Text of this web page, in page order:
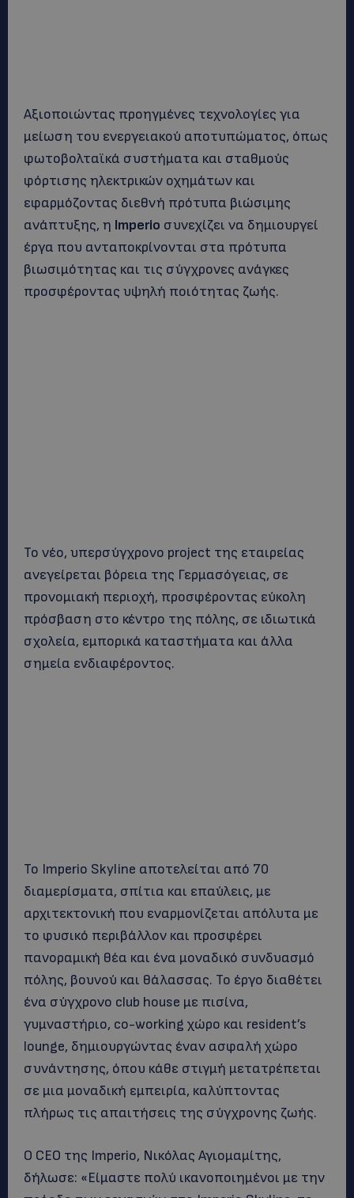
Αξιοποιώντας προηγμένες τεχνολογίες για
μείωση του ενεργειακού αποτυπώματος, όπως
φωτοβολταϊκά συστήματα και σταθμούς
φόρτισης ηλεκτρικών οχημάτων και
εφαρμόζοντας διεθνή πρότυπα βιώσιμης
ανάπτυξης, η Imperio συνεχίζει να δημιουργεί
έργα που ανταποκρίνονται στα πρότυπα
βιωσιμότητας και τις σύγχρονες ανάγκες
προσφέροντας υψηλή ποιότητας ζωής.
Το νέο, υπερσύγχρονο project της εταιρείας
ανεγείρεται βόρεια της Γερμασόγειας, σε
προνομιακή περιοχή, προσφέροντας εύκολη
πρόσβαση στο κέντρο της πόλης, σε ιδιωτικά
σχολεία, εμπορικά καταστήματα και άλλα
σημεία ενδιαφέροντος.
Το Imperio Skyline αποτελείται από 70
διαμερίσματα, σπίτια και επαύλεις, με
αρχιτεκτονική που εναρμονίζεται απόλυτα με
το φυσικό περιβάλλον και προσφέρει
πανοραμική θέα και ένα μοναδικό συνδυασμό
πόλης, βουνού και θάλασσας. Το έργο διαθέτει
ένα σύγχρονο club house με πισίνα,
γυμναστήριο, co-working χώρο και resident’s
lounge, δημιουργώντας έναν ασφαλή χώρο
συνάντησης, όπου κάθε στιγμή μετατρέπεται
σε μια μοναδική εμπειρία, καλύπτοντας
πλήρως τις απαιτήσεις της σύγχρονης ζωής.
Ο CEO της Imperio, Νικόλας Αγιομαμίτης,
δήλωσε: «Είμαστε πολύ ικανοποιημένοι με την